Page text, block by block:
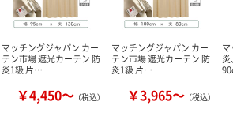
マッチングジャパン カー
テン市場 遮光カーテン 防
炎1級 片…
￥4,450～ （税込）
マッチングジャパン カー
テン市場 遮光カーテン 防
炎1級 片…
￥3,965～ （税込）
炎